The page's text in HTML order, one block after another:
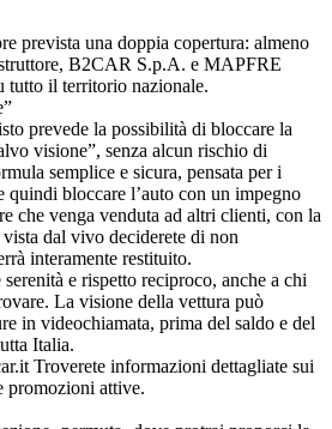
prevista una doppia copertura: almeno
B2CAR S.p.A. e MAPFRE
tutto il territorio nazionale.
prevede la possibilità di bloccare la
visione”, senza alcun rischio di
semplice e sicura, pensata per i
quindi bloccare l’auto con un impegno
che venga venduta ad altri clienti, con la
dal vivo deciderete di non
interamente restituito.
e rispetto reciproco, anche a chi
La visione della vettura può
in videochiamata, prima del saldo e del
Italia.
Troverete informazioni dettagliate sui
promozioni attive.